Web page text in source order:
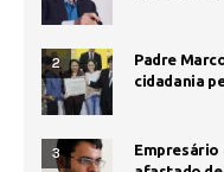
2
Padre
cidadania
3